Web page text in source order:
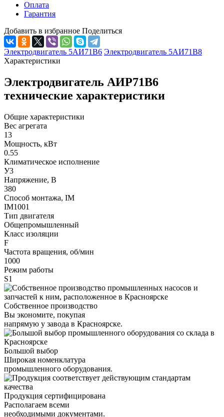
Оплата
Гарантия
Добавить в избранное Поделиться
Электродвигатель 5АИ71В6 Электродвигатель 5АИ71В8
Характеристики
Электродвигатель АИР71В6
технические характеристики
Общие характеристики
Вес агрегата
13
Мощность, кВт
0.55
Климатическое исполнение
У3
Напряжение, В
380
Способ монтажа, IM
IM1001
Тип двигателя
Общепромышленный
Класс изоляции
F
Частота вращения, об/мин
1000
Режим работы
S1
Собственное производство
Вы экономите, покупая
напрямую у завода в Красноярске.
Большой выбор
Широкая номенклатура
промышленного оборудования.
Продукция сертифицирована
Располагаем всеми
необходимыми документами.